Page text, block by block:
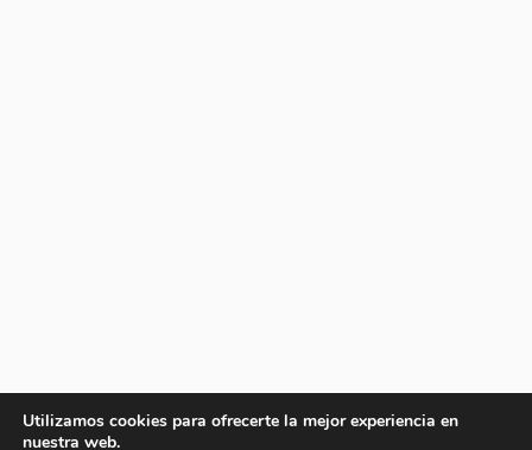
Utilizamos cookies para ofrecerte la mejor experiencia en
nuestra web.